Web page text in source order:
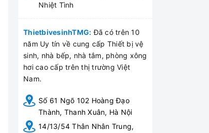
Nhiệt Tình
ThietbivesinhTMG: Đã có trên 10
năm Uy tín về cung cấp Thiết bị vệ
sinh, nhà bếp, nhà tắm, phòng xông
hơi cao cấp trên thị trường Việt
Nam.
Số 61 Ngõ 102 Hoàng Đạo
Thành, Thanh Xuân, Hà Nội
14/13/54 Thân Nhân Trung,